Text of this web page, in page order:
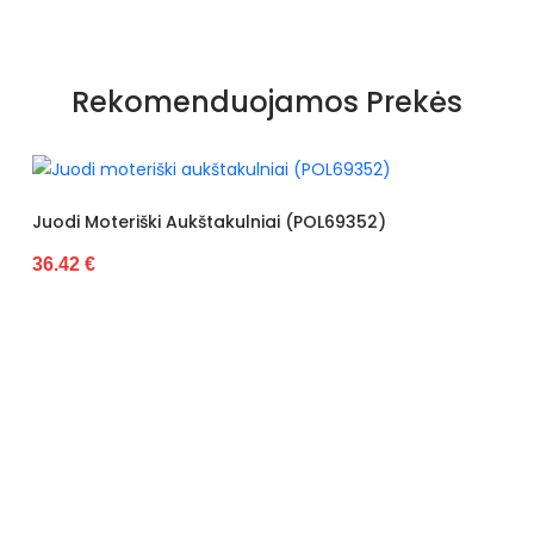
Rekomenduojamos Prekės
(POL69352) Juodi Laisvalaikio